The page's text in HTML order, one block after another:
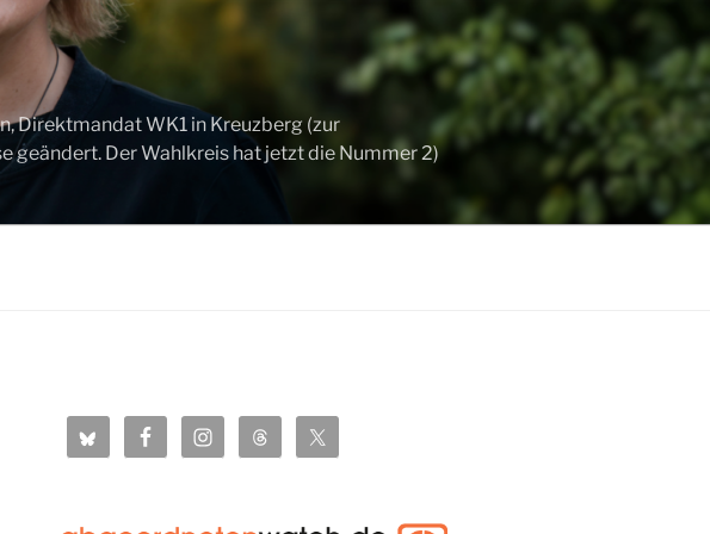
Direktmandat WK1 in Kreuzberg (zur
Der Wahlkreis hat jetzt die Nummer 2)